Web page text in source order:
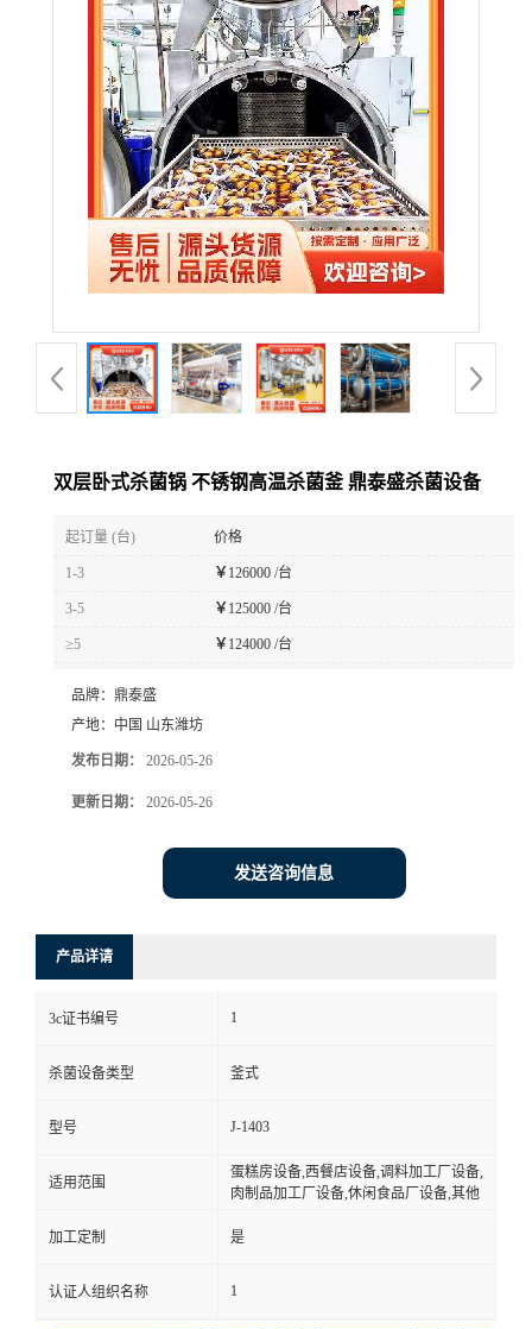
双层卧式杀菌锅 不锈钢高温杀菌釜 鼎泰盛杀菌设备
起订量 (台) 价格
1-3 ￥ 126000 /台
3-5 ￥ 125000 /台
≥5 ￥ 124000 /台
品牌： 鼎泰盛
产地： 中国 山东潍坊
发布日期： 2026-05-26
更新日期： 2026-05-26
发送咨询信息
产品详请
3c证书编号 1
杀菌设备类型 釜式
型号 J-1403
适用范围
蛋糕房设备,西餐店设备,调料加工厂设备,
肉制品加工厂设备,休闲食品厂设备,其他
加工定制 是
认证人组织名称 1